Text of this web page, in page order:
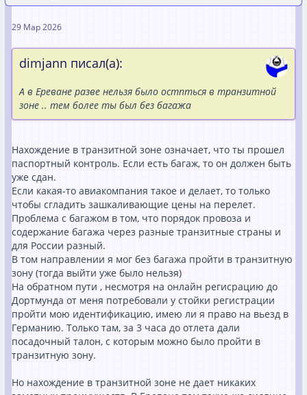
29 Мар 2026
dimjann писал(а):
А в Ереване разве нельзя было остпться в транзитной
зоне .. тем более ты был без багажа
Нахождение в транзитной зоне означает, что ты прошел
паспортный контроль. Если есть багаж, то он должен быть
уже сдан.
Если какая-то авиакомпания такое и делает, то только
чтобы сгладить зашкаливающие цены на перелет.
Проблема с багажом в том, что порядок провоза и
содержание багажа через разные транзитные страны и
для России разный.
В том направлении я мог без багажа пройти в транзитную
зону (тогда выйти уже было нельзя)
На обратном пути , несмотря на онлайн регисрацию до
Дортмунда от меня потребовали у стойки регистрации
пройти мою идентификацию, имею ли я право на вьезд в
Германию. Только там, за 3 часа до отлета дали
посадочный талон, с которым можно было пройти в
транзитную зону.
Но нахождение в транзитной зоне не дает никаких